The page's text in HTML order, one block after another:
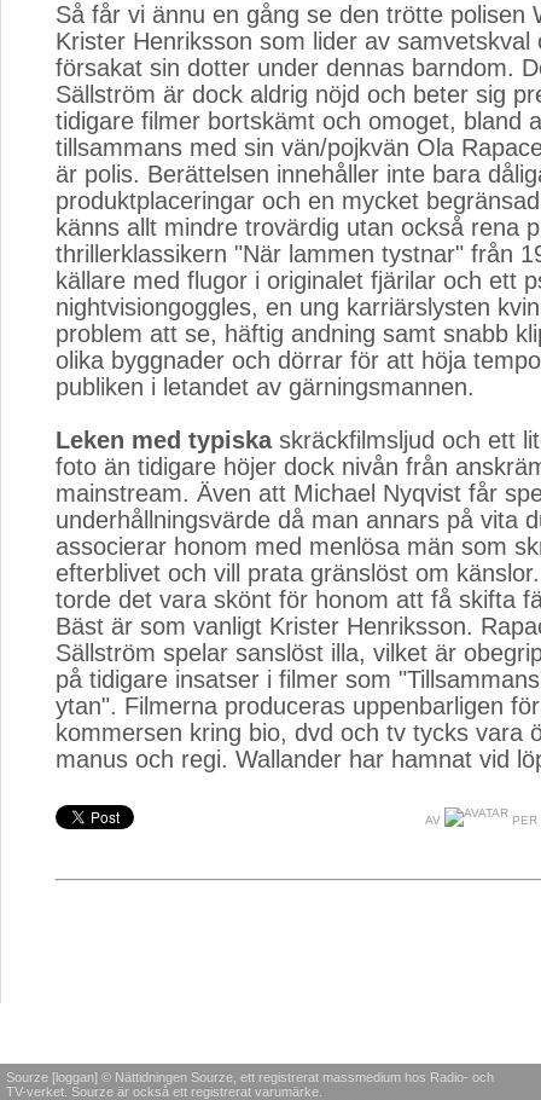
Så får vi ännu en gång se den trötte polisen
Krister Henriksson som lider av samvetskval
försakat sin dotter under dennas barndom.
Sällström är dock aldrig nöjd och beter sig
tidigare filmer bortskämt och omoget, bland
tillsammans med sin vän/pojkvän Ola
är polis. Berättelsen innehåller inte bara
produktplaceringar och en mycket
känns allt mindre trovärdig utan också rena
thrillerklassikern "När lammen tystnar" från
källare med flugor i originalet fjärilar och ett
nightvisiongoggles, en ung karriärslysten
problem att se, häftig andning samt snabb
olika byggnader och dörrar för att höja
publiken i letandet av gärningsmannen.
Leken med typiskaskräckfilmsljud och ett
foto än tidigare höjer dock nivån från
mainstream. Även att Michael Nyqvist får
underhållningsvärde då man annars på vita
associerar honom med menlösa män som
efterblivet och vill prata gränslöst om
torde det vara skönt för honom att få skifta
Bäst är som vanligt Krister Henriksson.
Sällström spelar sanslöst illa, vilket är
på tidigare insatser i filmer som
ytan". Filmerna produceras uppenbarligen
kommersen kring bio, dvd och tv tycks vara
manus och regi. Wallander har hamnat vid
AV PER
Sourze [loggan] © Nättidningen Sourze, ett registrerat massmedium hos Radio- och
TV-verket. Sourze är också ett registrerat varumärke.